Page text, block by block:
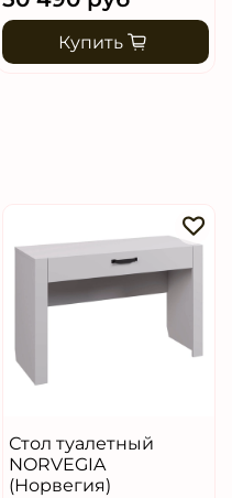
Купить
Стол туалетный
NORVEGIA
(Норвегия)